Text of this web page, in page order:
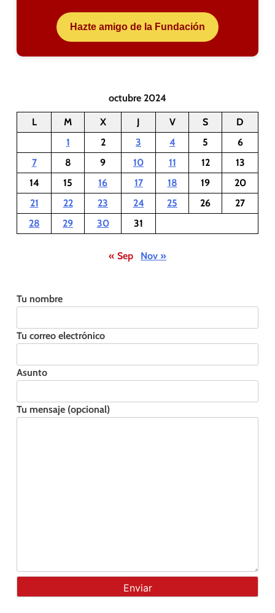
Hazte amigo de la Fundación
octubre 2024
L M X J V S
D
1
2 3 4 5
6
7
8 9 10 11 12
13
14
15 16 17 18 19
20
21
22 23 24 25 26
27
28
29 30 31
« Sep Nov »
Tu nombre
Tu correo electrónico
Asunto
Tu mensaje (opcional)